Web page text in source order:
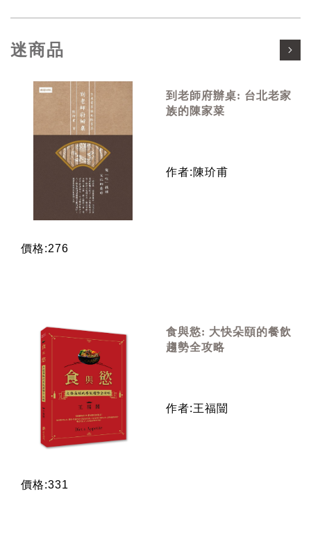
迷商品
到老師府辦桌: 台北老家
族的陳家菜
作者:陳玠甫
價格:276
食與慾: 大快朵頤的餐飲
趨勢全攻略
作者:王福闓
價格:331